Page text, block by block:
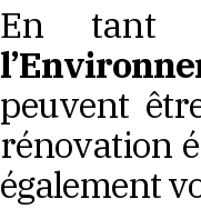
En tant
peuvent
rénovation
également